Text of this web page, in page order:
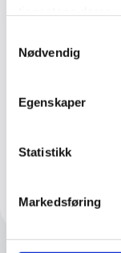
Nødvendig
Egenskaper
Statistikk
Markedsføring